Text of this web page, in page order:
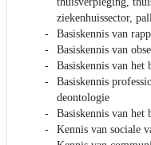
ziekenhuissector,
Basiskennis van
Basiskennis van
Basiskennis van het
Basiskennis
deontologie
Basiskennis van het
Kennis van sociale